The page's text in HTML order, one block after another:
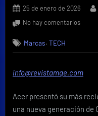
Posted
on
25 de enero de 2026
No hay comentariosen
una
línea
PCs
Marcas,TECH
info@revistamqe.com
Acer presentó su más
una nueva generación de